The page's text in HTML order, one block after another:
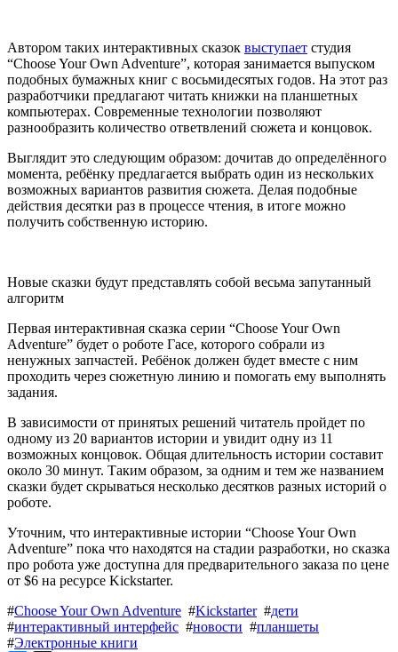
Автором таких интерактивных сказок выступает студия
“Choose Your Own Adventure”, которая занимается выпуском
подобных бумажных книг с восьмидесятых годов. На этот раз
разработчики предлагают читать книжки на планшетных
компьютерах. Современные технологии позволяют
разнообразить количество ответвлений сюжета и концовок.
Выглядит это следующим образом: дочитав до определённого
момента, ребёнку предлагается выбрать один из нескольких
возможных вариантов развития сюжета. Делая подобные
действия десятки раз в процессе чтения, в итоге можно
получить собственную историю.
Новые сказки будут представлять собой весьма запутанный
алгоритм
Первая интерактивная сказка серии “Choose Your Own
Adventure” будет о роботе Гасе, которого собрали из
ненужных запчастей. Ребёнок должен будет вместе с ним
проходить через сюжетную линию и помогать ему выполнять
задания.
В зависимости от принятых решений читатель пройдет по
одному из 20 вариантов истории и увидит одну из 11
возможных концовок. Общая длительность истории составит
около 30 минут. Таким образом, за одним и тем же названием
сказки будет скрываться несколько десятков разных историй о
роботе.
Уточним, что интерактивные истории “Choose Your Own
Adventure” пока что находятся на стадии разработки, но сказка
про робота уже доступна для предварительного заказа по цене
от $6 на ресурсе Kickstarter.
#Choose Your Own Adventure #Kickstarter#дети
#интерактивный интерфейс #новости #планшеты
#Электронные книги